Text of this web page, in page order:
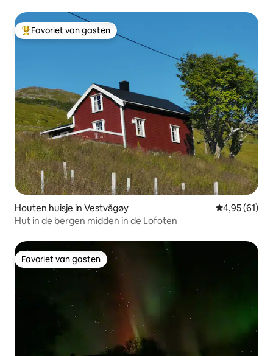
Topfavoriet van gasten
Favoriet van gasten
Houten huisje in Vestvågøy Gemiddelde
4,95 (61)
Hut in de bergen midden in de Lofoten
Favoriet van gasten
Favoriet van gasten